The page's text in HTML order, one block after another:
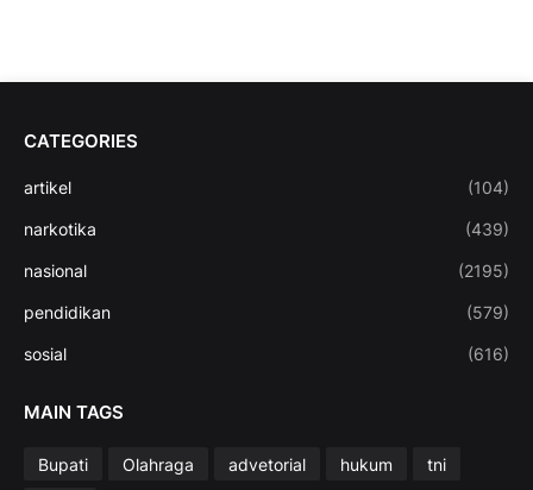
CATEGORIES
artikel (104)
narkotika (439)
nasional (2195)
pendidikan (579)
sosial (616)
MAIN TAGS
Bupati Olahraga advetorial hukum
tni